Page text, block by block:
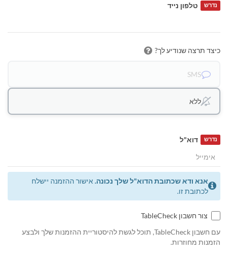
טלפון נייד נדרש
כיצד תרצה שנודיע לך?
SMS
ללא
דוא"ל נדרש
אנא ודא שכתובת הדוא"ל שלך נכונה. אישור ההזמנה יישלח
לכתובת זו.
צור חשבון TableCheck
עם חשבון TableCheck, תוכל לגשת להיסטוריית ההזמנות שלך ולבצע
הזמנות מחוזרות.